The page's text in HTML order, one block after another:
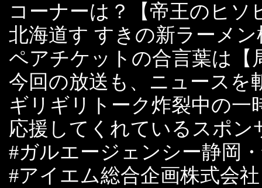
コーナーは？【帝王のヒソ
北海道す すきの新ラーメ
ペアチケットの合言葉は【
今回の放送も、ニュースを
ギリギリトーク炸裂中の一
応援してくれているスポン
#ガルエージェンシー静岡
#アイエム総合企画株式